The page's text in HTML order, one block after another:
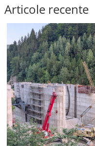
Articole recente